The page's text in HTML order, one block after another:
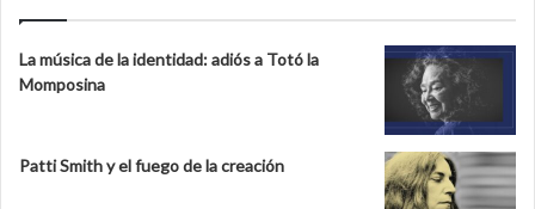
La música de la identidad: adiós a Totó la
Momposina
Patti Smith y el fuego de la creación